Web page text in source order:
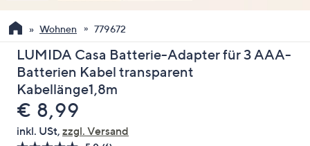
verwenden
Sie
die
Pfeiltasten
nach
oben
und
nach
unten
Wohnen 779672
LUMIDA Casa Batterie-Adapter für 3 AAA-
Batterien Kabel transparent
Kabellänge1,8m
Gelöscht
€ 8,99
inkl. USt, zzgl. Versand